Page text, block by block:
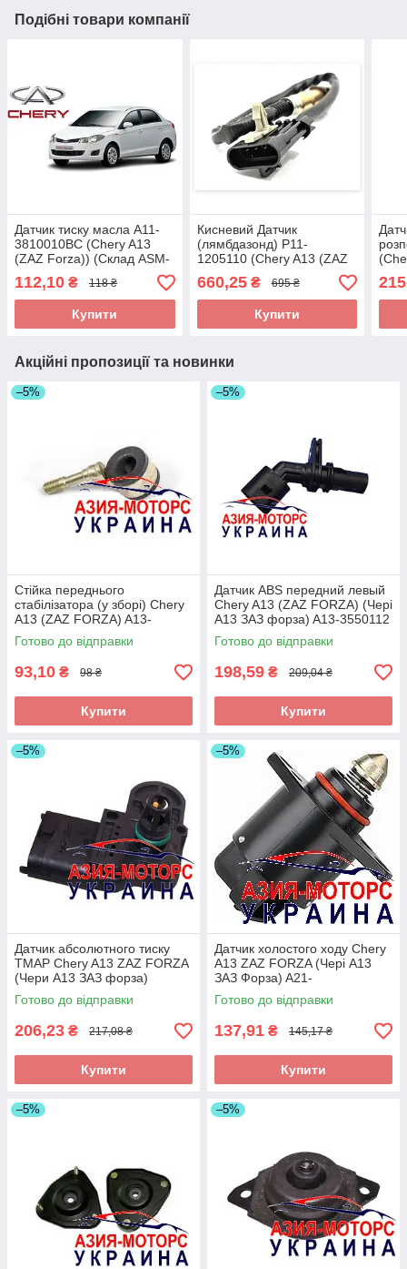
Подібні товари компанії
Датчик тиску масла A11-
3810010BC (Chery A13
(ZAZ Forza)) (Склад ASM-
UKR)
112,10 ₴ 118 ₴
Купити
Кисневий Датчик
(лямбдазонд) P11-
1205110 (Chery A13 (ZAZ
Forza)) (Склад ASM-UKR)
660,25₴ 695 ₴
Купити
Акційні пропозиції та новинки
–5%
Стійка переднього
стабілізатора (у зборі) Chery
A13 (ZAZ FORZA) A13-
2906020
Готово до відправки
93,10 ₴ 98 ₴
Купити
–5%
Датчик ABS передний левый
Chery A13 (ZAZ FORZA) (Чері
А13 ЗАЗ форза) A13-3550112
Готово до відправки
198,59 ₴ 209,04 ₴
Купити
–5%
Датчик абсолютного тиску
TMAP Chery A13 ZAZ FORZA
(Чери А13 ЗАЗ форза)
480ED-1008060
Готово до відправки
206,23 ₴ 217,08 ₴
Купити
–5%
Датчик холостого ходу Chery
A13 ZAZ FORZA (Чері А13
ЗАЗ Форза) A21-
BJ1129011DA
Готово до відправки
137,91 ₴ 145,17 ₴
Купити
–5% –5%